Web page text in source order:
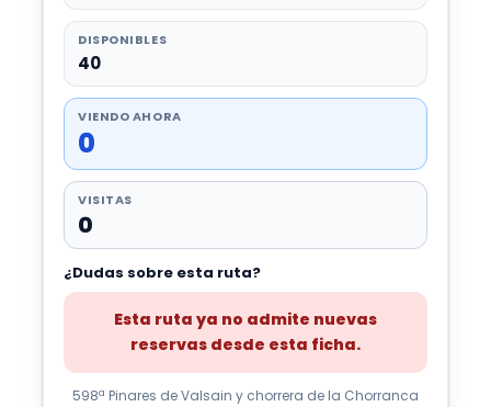
DISPONIBLES
40
VIENDO AHORA
0
VISITAS
0
¿Dudas sobre esta ruta?
Esta ruta ya no admite nuevas
reservas desde esta ficha.
598ª Pinares de Valsain y chorrera de la Chorranca